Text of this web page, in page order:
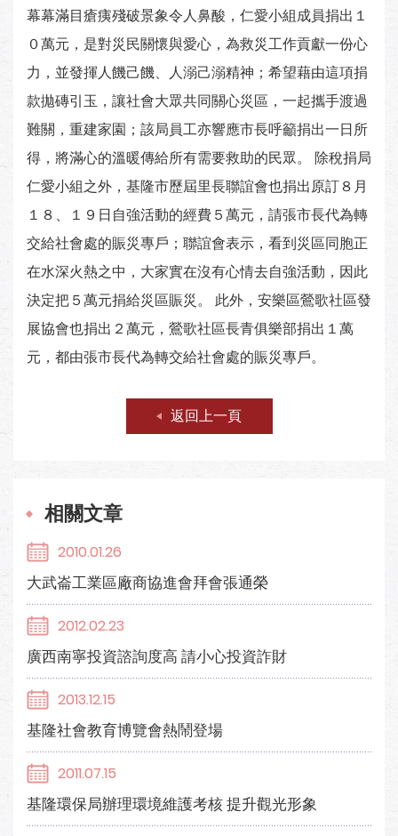
幕幕滿目瘡痍殘破景象令人鼻酸，仁愛小組成員捐出１
０萬元，是對災民關懷與愛心，為救災工作貢獻一份心
力，並發揮人饑己饑、人溺己溺精神；希望藉由這項捐
款拋磚引玉，讓社會大眾共同關心災區，一起攜手渡過
難關，重建家園；該局員工亦響應市長呼籲捐出一日所
得，將滿心的溫暖傳給所有需要救助的民眾。 除稅捐局
仁愛小組之外，基隆市歷屆里長聯誼會也捐出原訂８月
１８、１９日自強活動的經費５萬元，請張市長代為轉
交給社會處的賑災專戶；聯誼會表示，看到災區同胞正
在水深火熱之中，大家實在沒有心情去自強活動，因此
決定把５萬元捐給災區賑災。 此外，安樂區鶯歌社區發
展協會也捐出２萬元，鶯歌社區長青俱樂部捐出１萬
元，都由張市長代為轉交給社會處的賑災專戶。
返回上一頁
相關文章
2010.01.26
大武崙工業區廠商協進會拜會張通榮
2012.02.23
廣西南寧投資諮詢度高 請小心投資詐財
2013.12.15
基隆社會教育博覽會熱鬧登場
2011.07.15
基隆環保局辦理環境維護考核 提升觀光形象